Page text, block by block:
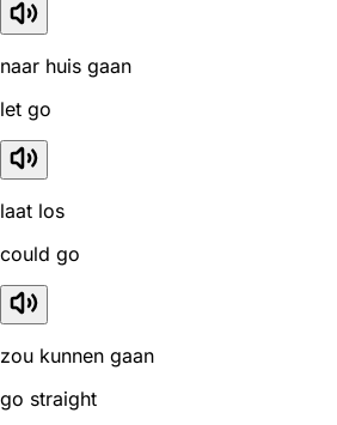
naar huis gaan
let go
laat los
could go
zou kunnen gaan
go straight